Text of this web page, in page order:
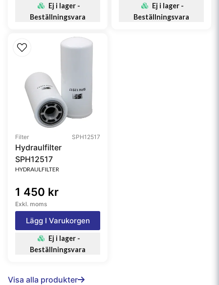
Ej i lager -
Beställningsvara
Ej i lager -
Beställningsvara
Filter SPH12517
Hydraulfilter
SPH12517
HYDRAULFILTER
1 450 kr
Exkl. moms
Lägg I Varukorgen
Ej i lager -
Beställningsvara
Visa alla produkter